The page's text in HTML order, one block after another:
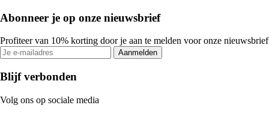
Abonneer je op onze nieuwsbrief
Profiteer van 10% korting door je aan te melden voor onze nieuwsbrief
Aanmelden
Blijf verbonden
Volg ons op sociale media